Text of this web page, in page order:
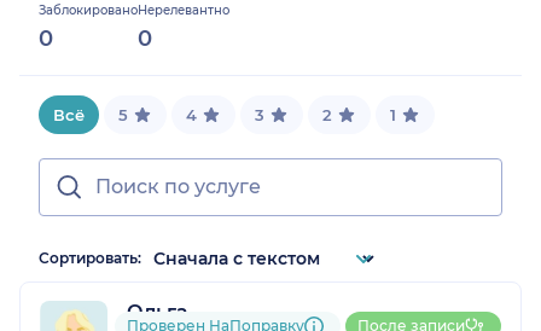
Заблокировано
0
Нерелевантно
0
0%
Всё 5 4 3 2 1
Сортировать:
Ольга
Проверен НаПоправку После записи